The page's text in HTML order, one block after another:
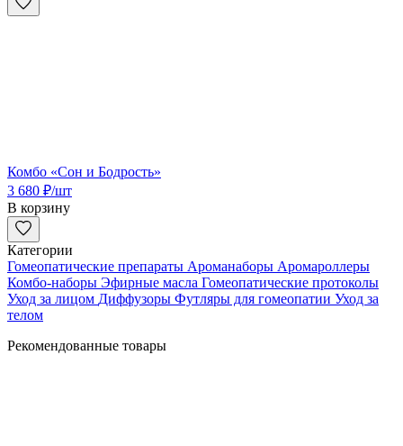
Комбо «Сон и Бодрость»
3 680 ₽/шт
В корзину
Категории
Гомеопатические препараты Ароманаборы Аромароллеры
Комбо-наборы Эфирные масла Гомеопатические протоколы
Уход за лицом Диффузоры Футляры для гомеопатии Уход за
телом
Рекомендованные товары